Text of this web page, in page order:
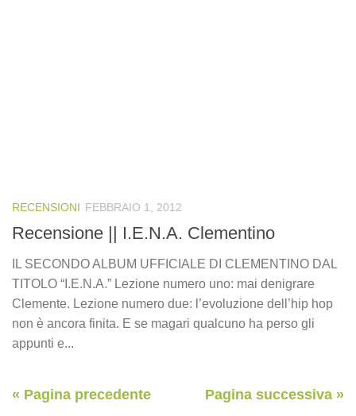
RECENSIONI FEBBRAIO 1, 2012
Recensione || I.E.N.A. Clementino
IL SECONDO ALBUM UFFICIALE DI CLEMENTINO DAL
TITOLO “I.E.N.A.” Lezione numero uno: mai denigrare
Clemente. Lezione numero due: l’evoluzione dell’hip hop
non è ancora finita. E se magari qualcuno ha perso gli
appunti e...
« Pagina precedente Pagina successiva »